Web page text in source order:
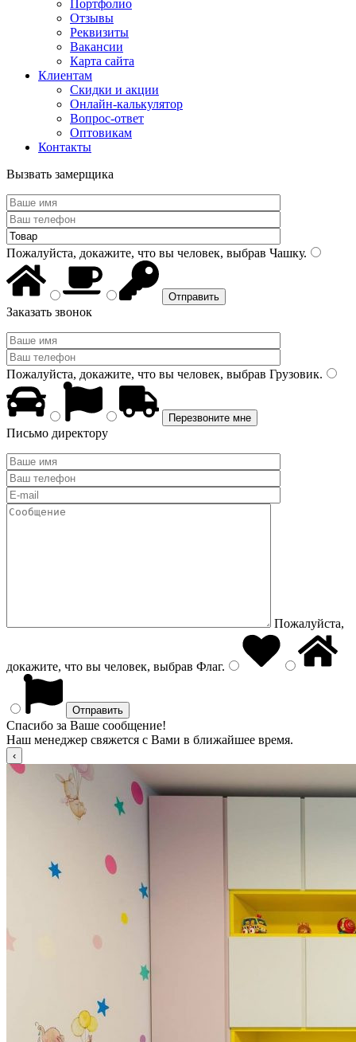
Портфолио
Отзывы
Реквизиты
Вакансии
Карта сайта
Клиентам
Скидки и акции
Онлайн-калькулятор
Вопрос-ответ
Оптовикам
Контакты
Вызвать замерщика
Пожалуйста, докажите, что вы человек, выбрав Чашку.
Заказать звонок
Пожалуйста, докажите, что вы человек, выбрав Грузовик.
Письмо директору
Пожалуйста,
докажите, что вы человек, выбрав Флаг.
Спасибо за Ваше сообщение!
Наш менеджер свяжется с Вами в ближайшее время.